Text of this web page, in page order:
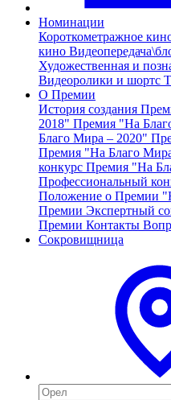
Номинации
Короткометражное
кино
Художественная и
Видеоролики и шортс
О Премии
История создания
2018" Премия "На
Благо Мира – 2020"
Премия "На Благо
конкурс Премия "На
Профессиональный
Положение о Премии
Премии Экспертный
Премии Контакты
Сокровищница